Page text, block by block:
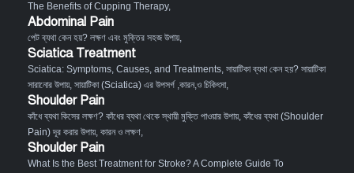
The Benefits of Cupping Therapy,
Abdominal Pain
পেট ব্যথা কেন হয়? লক্ষণ এবং মুক্তির সহজ উপায়,
Sciatica Treatment
Sciatica: Symptoms, Causes, and Treatments, সায়াটিকা ব্যথা কেন হয়? সায়াটিকা
সারানোর উপায়, সায়াটিকা (Sciatica) এর উপসর্গ ,কারন,ও চিকিৎসা,
Shoulder Pain
কাঁধে ব্যথা কিসের লক্ষণ? কাঁধের ব্যথা থেকে স্থায়ী মুক্তি পাওয়ার উপায়, কাঁধের ব্যথা (Shoulder
Pain) দূর করার উপায়, কারন ও লক্ষণ,
Shoulder Pain
What Is the Best Treatment for Stroke? A Complete Guide To